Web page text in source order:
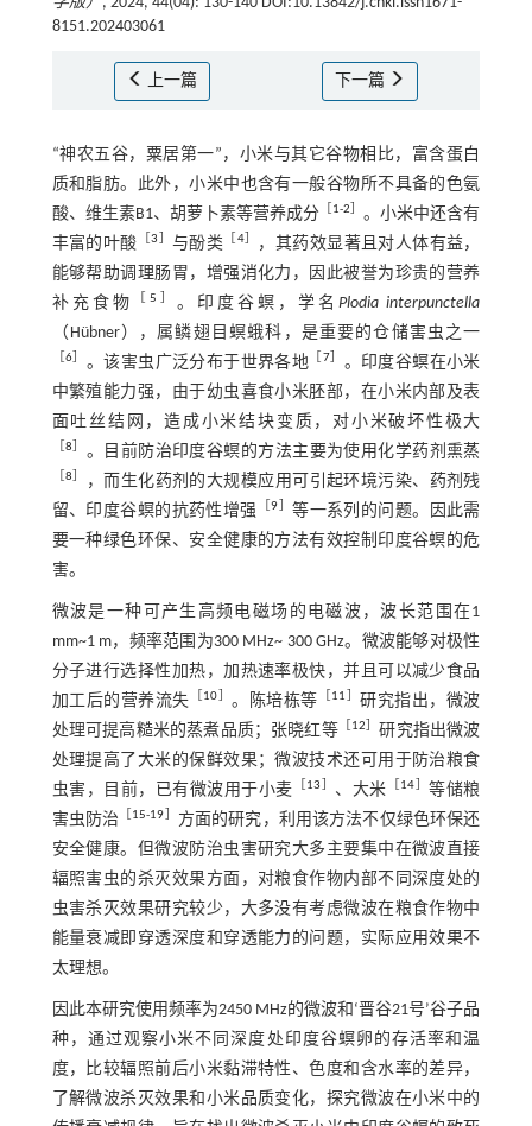
8151.202403061
上一篇 下一篇
“神农五谷，粟居第一”，小米与其它谷物相比，富含蛋白
质和脂肪。此外，小米中也含有一般谷物所不具备的色氨
酸、维生素B1、胡萝卜素等营养成分
1-2
。小米中还含有
丰富的叶酸 ［3 与酚类 4］
，其药效显著且对人体有益，
能够帮助调理肠胃，增强消化力，因此被誉为珍贵的营养
补充食物
5 。印度谷螟，学名Plodia interpunctella
（Hübner），属鳞翅目螟蛾科，是重要的仓储害虫之一
［6 。该害虫广泛分布于世界各地 7］ 。印度谷螟在小米
中繁殖能力强，由于幼虫喜食小米胚部，在小米内部及表
面吐丝结网，造成小米结块变质，对小米破坏性极大
［8 。目前防治印度谷螟的方法主要为使用化学药剂熏蒸
［8
，而生化药剂的大规模应用可引起环境污染、药剂残
留、印度谷螟的抗药性增强
［9 ］等一系列的问题。因此需
要一种绿色环保、安全健康的方法有效控制印度谷螟的危
害。
微波是一种可产生高频电磁场的电磁波，波长范围在1
mm~1 m，频率范围为300 MHz~ 300 GHz。微波能够对极性
分子进行选择性加热，加热速率极快，并且可以减少食品
加工后的营养流失
10 。陈培栋等 11 ］研究指出，微波
处理可提高糙米的蒸煮品质；张晓红等［ 12 ］研究指出微波
处理提高了大米的保鲜效果；微波技术还可用于防治粮食
虫害，目前，已有微波用于小麦
13 、大米 14 ］等储粮
害虫防治
15-19
方面的研究，利用该方法不仅绿色环保还
安全健康。但微波防治虫害研究大多主要集中在微波直接
辐照害虫的杀灭效果方面，对粮食作物内部不同深度处的
虫害杀灭效果研究较少，大多没有考虑微波在粮食作物中
能量衰减即穿透深度和穿透能力的问题，实际应用效果不
太理想。
因此本研究使用频率为2450 MHz的微波和‘晋谷21号’谷子品
种，通过观察小米不同深度处印度谷螟卵的存活率和温
度，比较辐照前后小米黏滞特性、色度和含水率的差异，
了解微波杀灭效果和小米品质变化，探究微波在小米中的